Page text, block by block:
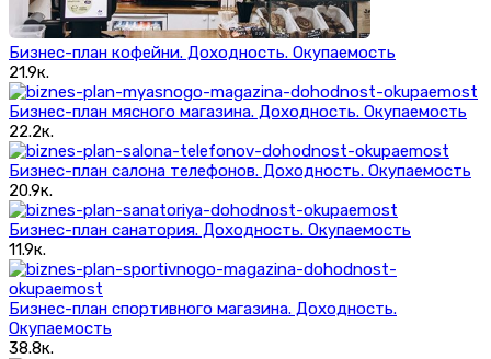
Бизнес-план кофейни. Доходность. Окупаемость
21.9к.
Бизнес-план мясного магазина. Доходность. Окупаемость
22.2к.
Бизнес-план салона телефонов. Доходность. Окупаемость
20.9к.
Бизнес-план санатория. Доходность. Окупаемость
11.9к.
Бизнес-план спортивного магазина. Доходность.
Окупаемость
38.8к.